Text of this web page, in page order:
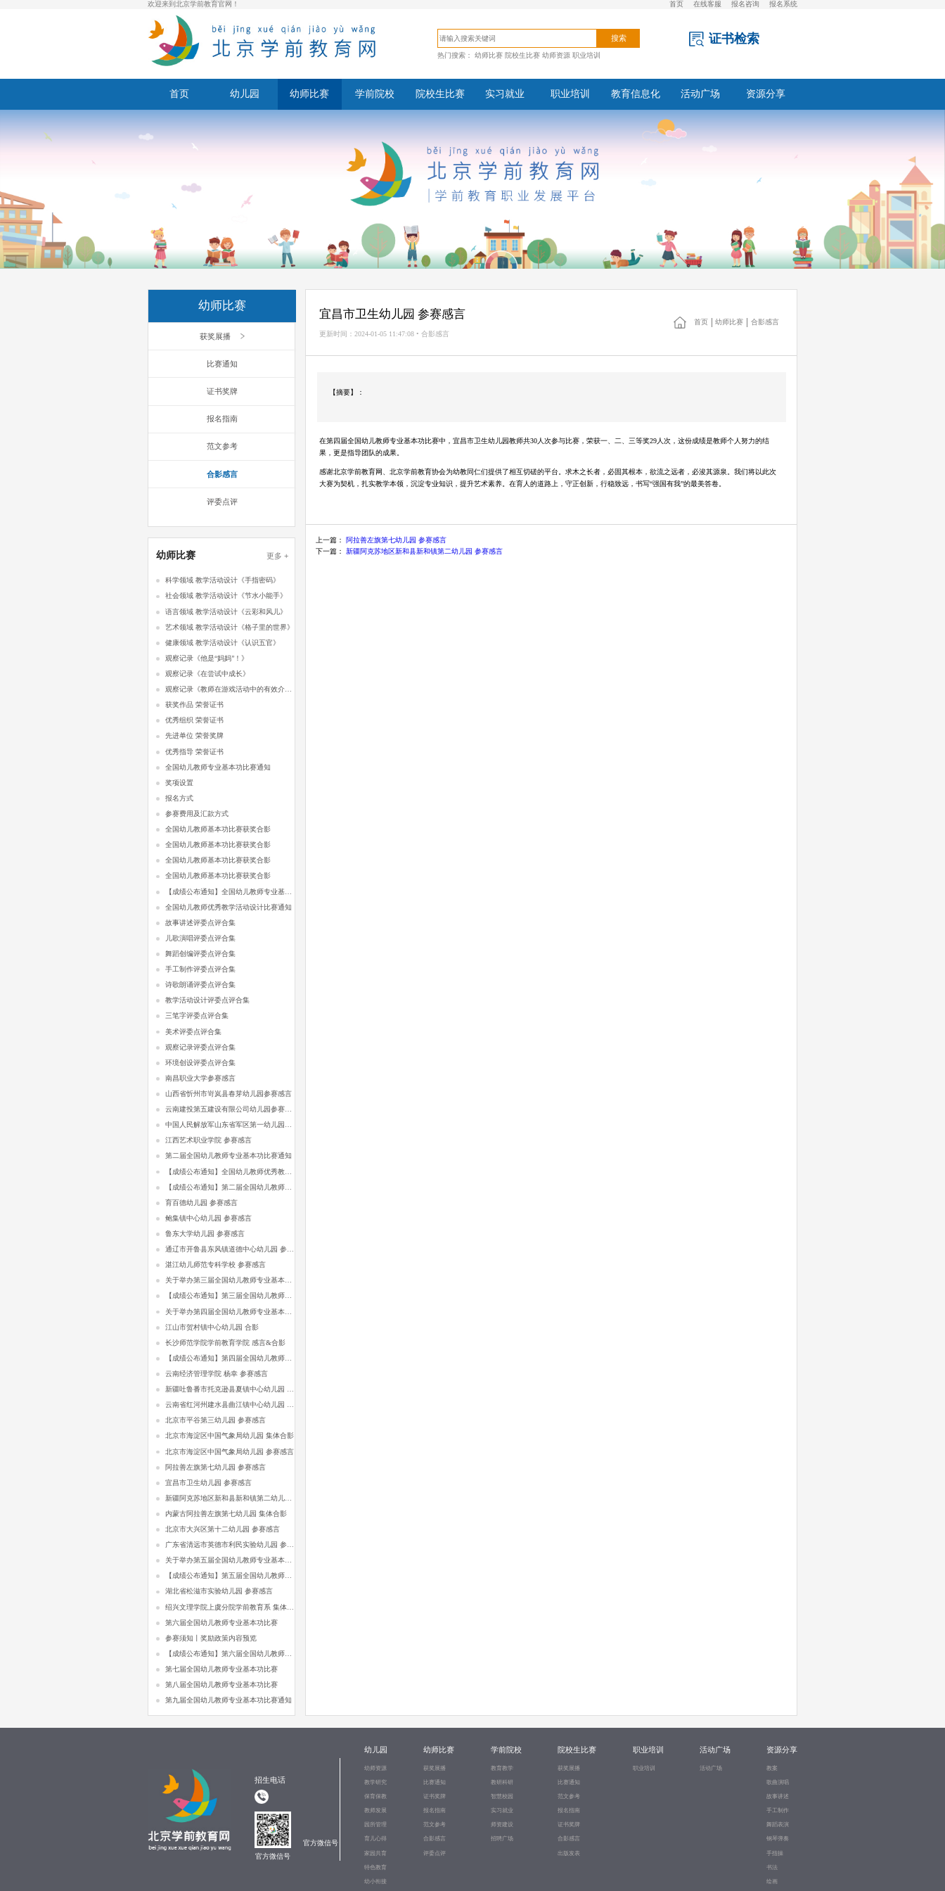
欢迎来到北京学前教育官网！ 首页 在线客服 报名咨询 报名系统
搜索
热门搜索： 幼师比赛 院校生比赛 幼师资源 职业培训
证书检索
首页 幼儿园 幼师比赛 学前院校 院校生比赛 实习就业 职业培训 教育信息化 活动广场 资源分享
幼师比赛
获奖展播
比赛通知
证书奖牌
报名指南
范文参考
合影感言
评委点评
幼师比赛 更多 +
科学领域 教学活动设计《手指密码》
社会领域 教学活动设计《节水小能手》
语言领域 教学活动设计《云彩和风儿》
艺术领域 教学活动设计《格子里的世界》
健康领域 教学活动设计《认识五官》
观察记录《他是“妈妈”！》
观察记录《在尝试中成长》
获奖作品 荣誉证书
优秀组织 荣誉证书
先进单位 荣誉奖牌
优秀指导 荣誉证书
全国幼儿教师专业基本功比赛通知
奖项设置
报名方式
参赛费用及汇款方式
全国幼儿教师基本功比赛获奖合影
全国幼儿教师基本功比赛获奖合影
全国幼儿教师基本功比赛获奖合影
全国幼儿教师基本功比赛获奖合影
全国幼儿教师优秀教学活动设计比赛通知
故事讲述评委点评合集
儿歌演唱评委点评合集
舞蹈创编评委点评合集
手工制作评委点评合集
诗歌朗诵评委点评合集
教学活动设计评委点评合集
三笔字评委点评合集
美术评委点评合集
观察记录评委点评合集
环境创设评委点评合集
南昌职业大学参赛感言
山西省忻州市岢岚县春芽幼儿园参赛感言
中国人民解放军山东省军区第一幼儿园参赛感言
江西艺术职业学院 参赛感言
第二届全国幼儿教师专业基本功比赛通知
育百德幼儿园 参赛感言
鲍集镇中心幼儿园 参赛感言
鲁东大学幼儿园 参赛感言
湛江幼儿师范专科学校 参赛感言
关于举办第三届全国幼儿教师专业基本功比赛的通知
【成绩公布通知】第三届全国幼儿教师专业基本功比赛
江山市贺村镇中心幼儿园 合影
长沙师范学院学前教育学院 感言&合影
云南经济管理学院 杨幸 参赛感言
北京市平谷第三幼儿园 参赛感言
北京市海淀区中国气象局幼儿园 集体合影
北京市海淀区中国气象局幼儿园 参赛感言
阿拉善左旗第七幼儿园 参赛感言
宜昌市卫生幼儿园 参赛感言
内蒙古阿拉善左旗第七幼儿园 集体合影
北京市大兴区第十二幼儿园 参赛感言
关于举办第五届全国幼儿教师专业基本功比赛的通知
【成绩公布通知】第五届全国幼儿教师专业基本功比赛
湖北省松滋市实验幼儿园 参赛感言
第六届全国幼儿教师专业基本功比赛
参赛须知丨奖励政策内容预览
第七届全国幼儿教师专业基本功比赛
第八届全国幼儿教师专业基本功比赛
第九届全国幼儿教师专业基本功比赛通知
宜昌市卫生幼儿园 参赛感言
更新时间：2024-01-05 11:47:08 • 合影感言
首页 幼师比赛 合影感言
【摘要】：
在第四届全国幼儿教师专业基本功比赛中，宜昌市卫生幼儿园教师共30人次参与比赛，荣获一、二、三等奖29人次，这份成绩是教师个人努力的结
果，更是指导团队的成果。
感谢北京学前教育网、北京学前教育协会为幼教同仁们提供了相互切磋的平台。求木之长者，必固其根本，欲流之远者，必浚其源泉。我们将以此次
大赛为契机，扎实教学本领，沉淀专业知识，提升艺术素养。在育人的道路上，守正创新，行稳致远，书写“强国有我”的最美答卷。
上一篇：阿拉善左旗第七幼儿园 参赛感言
下一篇：新疆阿克苏地区新和县新和镇第二幼儿园 参赛感言
招生电话
官方微信号
官方微信号
幼儿园
幼师资源
教学研究
保育保教
教师发展
园所管理
育儿心得
家园共育
特色教育
幼小衔接
幼师比赛
获奖展播
比赛通知
证书奖牌
报名指南
范文参考
合影感言
评委点评
学前院校
教育教学
教研科研
智慧校园
实习就业
师资建设
招聘广场
院校生比赛
获奖展播
比赛通知
范文参考
报名指南
证书奖牌
合影感言
出版发表
职业培训
职业培训
活动广场
活动广场
资源分享
教案
歌曲演唱
故事讲述
手工制作
舞蹈表演
钢琴弹奏
手指操
书法
绘画